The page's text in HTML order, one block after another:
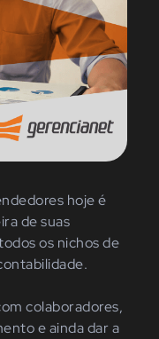
hoje é
de suas
os nichos de
colaboradores,
e ainda dar a